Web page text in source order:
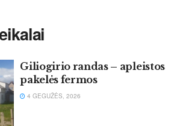
Giliogirio randas – apleistos
pakelės fermos
4 GEGUŽĖS, 2026